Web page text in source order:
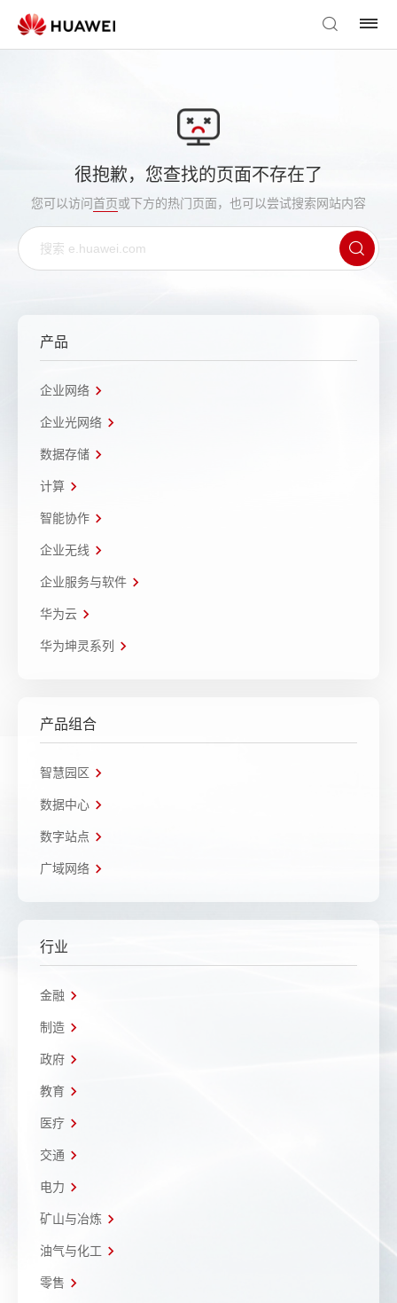
很抱歉，您查找的页面不存在了
您可以访问首页或下方的热门页面，也可以尝试搜索网站内容
产品
企业网络
企业光网络
数据存储
计算
智能协作
企业无线
企业服务与软件
华为云
华为坤灵系列
产品组合
智慧园区
数据中心
数字站点
广域网络
行业
金融
制造
政府
教育
医疗
交通
电力
矿山与冶炼
油气与化工
零售